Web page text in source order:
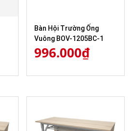
Bàn Hội Trường Ống
Vuông BOV-1205BC-1
996.000₫